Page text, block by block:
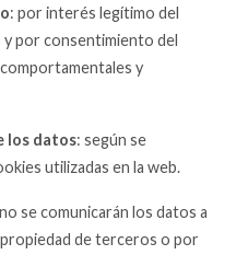
: por interés legítimo del
por consentimiento del
y
los datos: según se
utilizadas en la web.
se comunicarán los datos a
de terceros o por